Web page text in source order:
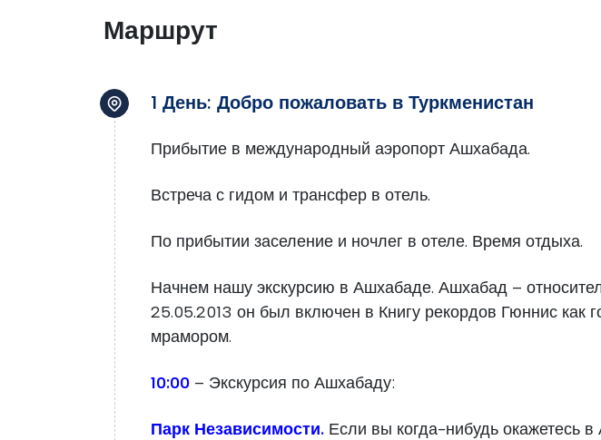
Маршрут
1 День: Добро пожаловать в Туркменистан
Прибытие в международный аэропорт Ашхабада.
Встреча с гидом и трансфер в отель.
По прибытии заселение и ночлег в отеле. Время отдыха.
Начнем нашу экскурсию в Ашхабаде. Ашхабад –
25.05.2013 он был включен в Книгу рекордов Гюннис как
мрамором.
10:00 – Экскурсия по Ашхабаду:
Парк Независимости. Если вы когда-нибудь окажетесь